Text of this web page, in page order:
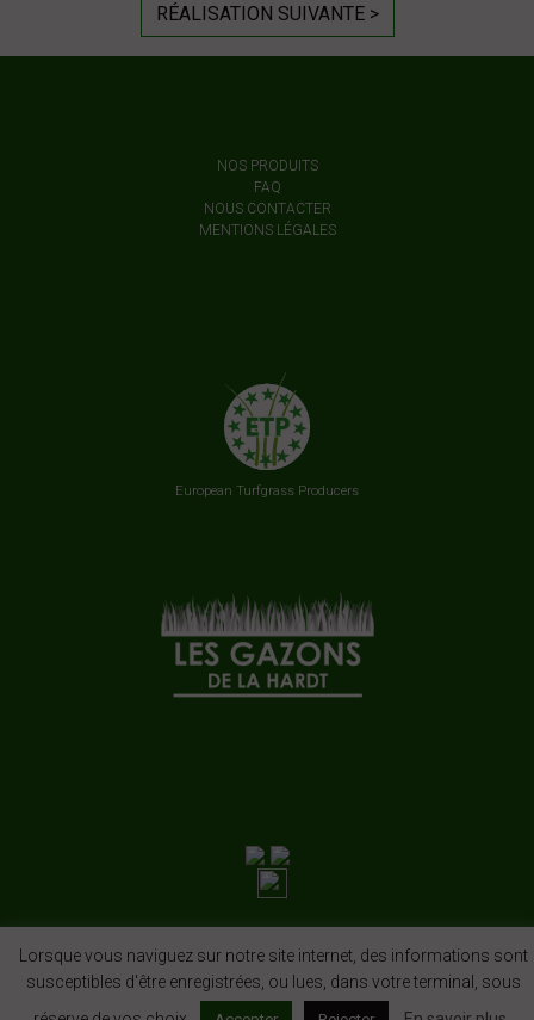
RÉALISATION SUIVANTE >
NOS PRODUITS
FAQ
NOUS CONTACTER
MENTIONS LÉGALES
European Turfgrass Producers
Lorsque vous naviguez sur notre site internet, des informations sont
susceptibles d'être enregistrées, ou lues, dans votre terminal, sous